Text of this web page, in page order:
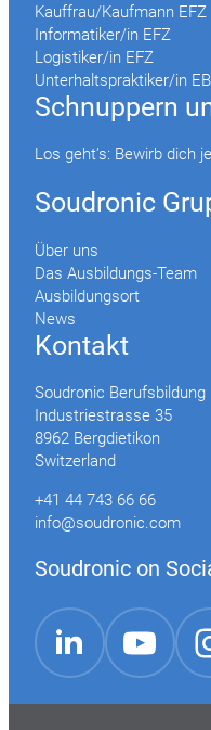
Kauffrau/Kaufmann EFZ
Informatiker/in EFZ
Logistiker/in EFZ
Unterhaltspraktiker/in
Schnuppern
Los geht’s: Bewirb dich
Soudronic
Über uns
Das Ausbildungs-Team
Ausbildungsort
News
Kontakt
Soudronic Berufsbildung
Industriestrasse 35
8962 Bergdietikon
Switzerland
+41 44 743 66 66
info@soudronic.com
Soudronic on
LinkedIn
YouTube Instagram